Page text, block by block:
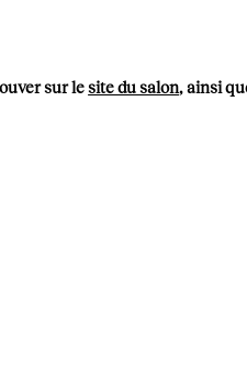
sur lesite du salon, ainsi